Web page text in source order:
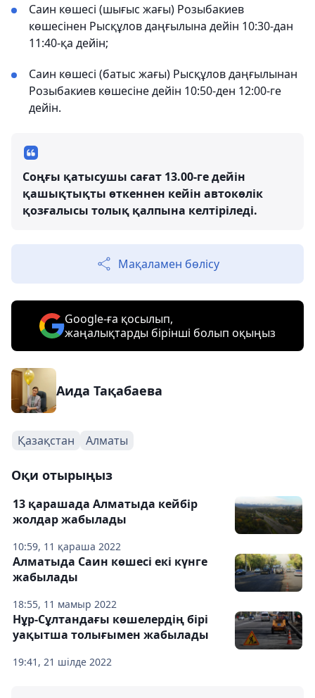
Саин көшесі (шығыс жағы) Розыбакиев
көшесінен Рысқұлов даңғылына дейін 10:30-дан
11:40-қа дейін;
Саин көшесі (батыс жағы) Рысқұлов даңғылынан
Розыбакиев көшесіне дейін 10:50-ден 12:00-ге
дейін.
Соңғы қатысушы сағат 13.00-ге дейін
қашықтықты өткеннен кейін автокөлік
қозғалысы толық қалпына келтіріледі.
Мақаламен бөлісу
Google-ға қосылып,
жаңалықтарды бірінші болып оқыңыз
Аида Тақабаева
Қазақстан Алматы
Оқи отырыңыз
10:59, 11 қараша 2022
13 қарашада Алматыда кейбір
жолдар жабылады
18:55, 11 мамыр 2022
Алматыда Саин көшесі екі күнге
жабылады
19:41, 21 шілде 2022
Нұр-Сұлтандағы көшелердің бірі
уақытша толығымен жабылады